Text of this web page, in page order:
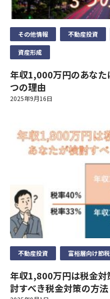
その他情報 不動産投資
資産形成
年収1,000万円のあな
つの理由
2025年9月16日
不動産投資 富裕層向け節
年収1,800万円は税金
討すべき税金対策の方法
がある場合
④国の機関若しくは地方公共
の定める事務を遂行すること
⑤保険料収納事務等の遂行上必
の団体若しくは労働組合への
のセンシティブ情報を取得、
⑥相続手当を伴う保険金支払
て、センシティブ情報を取得、
三者提供する場合。
9）見直し・改善
当社の個人情報の取扱いおよ
ては、適宜見直し、改善いた
10）個人情報保護法に基づく
は利用停止など
個人情報保護法に基づく保有
たは利用停止などに関する請
11）お問い合わせ・ご相談・
当社は個人情報の取扱いに関
たします。
7）個人データの第三者への提
当社は、個人データを第三者
除き、ご本人の同意なく第三者
①法令に基づく場合
②人の生命、身体又は財産の保
て、本人の同意を得ることが困
④国の機関若しくは地方公共
の定める事務を遂行すること
あって、本人の同意を得るこ
⑤当社が受託する保険募集業
保険会社に個人データを提供す
8）センシティブ情報のお取扱
当社は、政治的見解、信教(宗
労働組合への加盟、人種およ
および性生活ならびに犯罪歴に
情報」といいます)を掲げる場
第三者提供を行いません。
理的に認められる範囲におい
し、原則として書面等（電磁
通知し、または当社のホームペ
5）個人情報の取得
当社は、業務上必要な範囲で
人情報を取得します。
当サイトでは、Googleによる
リティクス」を使用しています
この機能はCookieを無効にす
来ますので、お使いのブラウ
ページやGoogleポリシーと規
6）個人データの安全管理措置
当社は、取扱う個人データの
他の個人データの安全管理の
などの整備および実施体制の整
を講じるとともに、利用目的
7）個人データの第三者への提供
メールアドレス
ご希望日時
負担額
年間家賃収入
個人情報のお取
同意する
メールアドレス
ご希望日時
負担額
年間家賃収入
当社は、取扱う個人データの
他の個人データの安全管理の
などの整備および実施体制の整
を講じるとともに、利用目的
性を確保するために適切な措置
7）個人データの第三者への提
当社は、個人データを第三者
除き、ご本人の同意なく第三者
②人の生命、身体又は財産の保
て、本人の同意を得ることが
③公衆衛生の向上又は児童の
ある場合であって、本人の同
④国の機関若しくは地方公共団
の定める事務を遂行すること
あって、本人の同意を得ること
ぼすおそれがあるとき。
⑤当社が受託する保険募集業務
保険会社に個人データを提供
当社は、政治的見解、信教(宗
労働組合への加盟、人種およ
年間家賃収入